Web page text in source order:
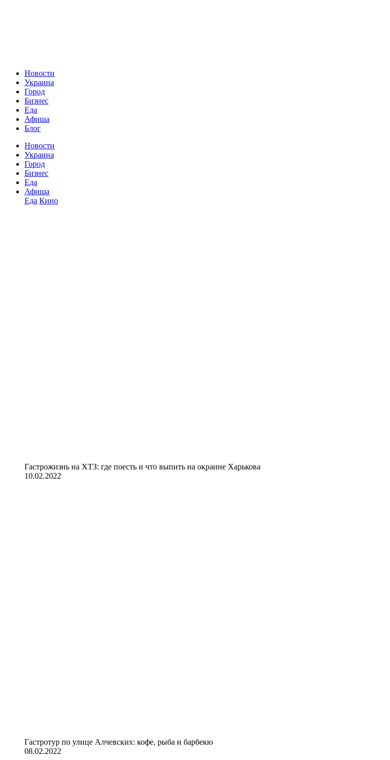
Новости
Украина
Город
Бизнес
Еда
Афиша
Блог
Новости
Украина
Город
Бизнес
Еда
Афиша
Еда Кино
Гастрожизнь на ХТЗ: где поесть и что выпить на окраине Харькова
10.02.2022
Гастротур по улице Алчевских: кофе, рыба и барбекю
08.02.2022